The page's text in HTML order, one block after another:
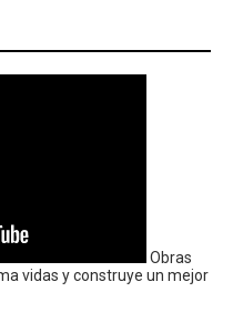
Obras
vidas y construye un mejor